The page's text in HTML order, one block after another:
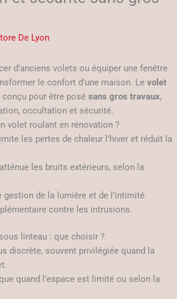
De Lyon
d’anciens volets ou équiper une fenêtre
le confort d’une maison. Le volet
conçu pour être posé sans gros travaux,
occultation et sécurité.
volet roulant en rénovation ?
les pertes de chaleur l’hiver et réduit la
les bruits extérieurs, selon la
gestion de la lumière et de l’intimité.
contre les intrusions.
linteau : que choisir ?
discrète, souvent privilégiée quand la
quand l’espace est limité ou selon la